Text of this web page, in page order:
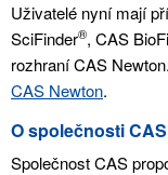
Uživatelé nyní mají
SciFinder®, CAS
rozhraní CAS
CAS Newton.
O společnosti CAS
Společnost CAS